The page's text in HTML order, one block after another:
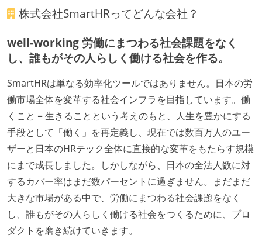
オープンな情報共有
ージャー以上の会議での議事録が社員にも公開されて
いる
KPI などチームの目標・実績値について、メンバーの
誰もがいつでも閲覧可能になっている
ドキュメントの整備やペアプロ、モブワークなど、ナ
レッジの共有を積極的に行っている（属人性を減らす
取り組みをしている）
大規模サービスの開発
大規模テーブルあり（1テーブルあたり数千万レコー
ド以上）
1つのプロダクトを5チーム以上の開発チーム（ストリ
株式会社SmartHRってどんな会社？
well-working 労働にまつわる社会課題をなく
し、誰もがその人らしく働ける社会を作る。
SmartHRは単なる効率化ツールではありません。日本の労
働市場全体を変革する社会インフラを目指しています。働
くこと = 生きることという考えのもと、人生を豊かにする
手段として「働く」を再定義し、現在では数百万人のユー
ザーと日本のHRテック全体に直接的な変革をもたらす規模
にまで成長しました。しかしながら、日本の全法人数に対
するカバー率はまだ数パーセントに過ぎません。まだまだ
大きな市場がある中で、労働にまつわる社会課題をなく
し、誰もがその人らしく働ける社会をつくるために、プロ
ダクトを磨き続けていきます。